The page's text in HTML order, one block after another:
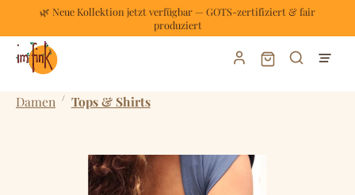
Zum Hauptinhalt springen
🌿 Neue Kollektion jetzt verfügbar — GOTS-zertifiziert & fair
produziert
Warenkorb
Damen / Tops & Shirts
Bildergalerie überspringen